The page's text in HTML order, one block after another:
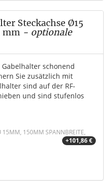
Steckachse Ø15
mm - optionale
schonend
Sie zusätzlich mit
sind auf der RF-
und sind stufenlos
15MM, 150MM SPANNBREITE,
+101,86 €